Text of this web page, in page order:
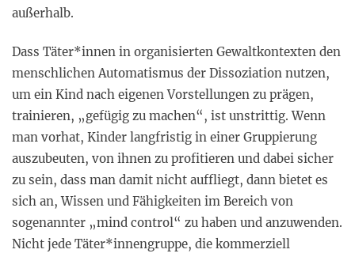
außerhalb.
Dass Täter*innen in organisierten Gewaltkontexten den
menschlichen Automatismus der Dissoziation nutzen,
um ein Kind nach eigenen Vorstellungen zu prägen,
trainieren, „gefügig zu machen“, ist unstrittig. Wenn
man vorhat, Kinder langfristig in einer Gruppierung
auszubeuten, von ihnen zu profitieren und dabei sicher
zu sein, dass man damit nicht auffliegt, dann bietet es
sich an, Wissen und Fähigkeiten im Bereich von
sogenannter „mind control“ zu haben und anzuwenden.
Nicht jede Täter*innengruppe, die kommerziell